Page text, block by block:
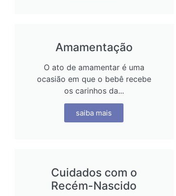
Amamentação
O ato de amamentar é uma
ocasião em que o bebê recebe
os carinhos da...
saiba mais
Cuidados com o
Recém-Nascido